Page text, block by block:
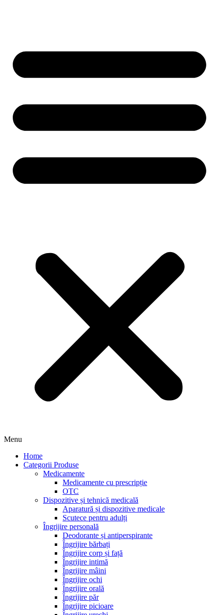
Menu
Home
Categorii Produse
Medicamente
Medicamente cu prescripție
OTC
Dispozitive și tehnică medicală
Aparatură și dispozitive medicale
Scutece pentru adulți
Îngrijire personală
Deodorante și antiperspirante
Îngrijire bărbați
Îngrijire corp și față
Îngrijire intimă
Îngrijire mâini
Îngrijire ochi
Îngrijire orală
Îngrijire păr
Îngrijire picioare